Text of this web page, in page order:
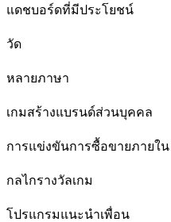
แดชบอร์ดที่มีประโยชน์
วัด
หลายภาษา
เกมสร้างแบรนด์ส่วนบุคคล
การแข่งขันการซื้อขายภายใน
กลไกรางวัลเกม
โปรแกรมแนะนําเพื่อน